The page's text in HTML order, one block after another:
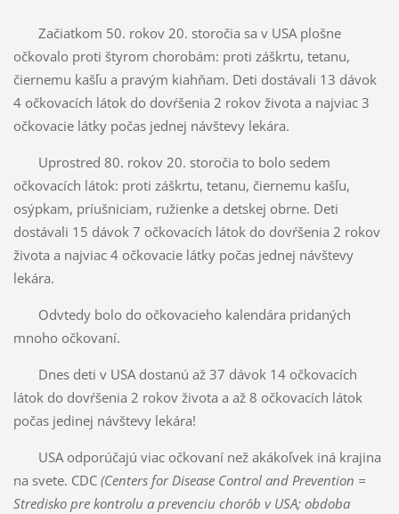
Začiatkom 50. rokov 20. storočia sa v USA plošne
očkovalo proti štyrom chorobám: proti záškrtu, tetanu,
čiernemu kašľu a pravým kiahňam. Deti dostávali 13 dávok
4 očkovacích látok do dovŕšenia 2 rokov života a najviac 3
očkovacie látky počas jednej návštevy lekára.
Uprostred 80. rokov 20. storočia to bolo sedem
očkovacích látok: proti záškrtu, tetanu, čiernemu kašľu,
osýpkam, príušniciam, ružienke a detskej obrne. Deti
dostávali 15 dávok 7 očkovacích látok do dovŕšenia 2 rokov
života a najviac 4 očkovacie látky počas jednej návštevy
lekára.
Odvtedy bolo do očkovacieho kalendára pridaných
mnoho očkovaní.
Dnes deti v USA dostanú až 37 dávok 14 očkovacích
látok do dovŕšenia 2 rokov života a až 8 očkovacích látok
počas jedinej návštevy lekára!
USA odporúčajú viac očkovaní než akákoľvek iná krajina
na svete. CDC (Centers for Disease Control and Prevention =
Stredisko pre kontrolu a prevenciu chorôb v USA; obdoba